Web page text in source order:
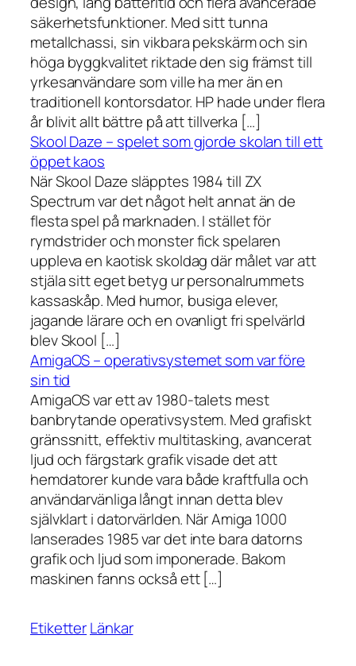
säkerhetsfunktioner. Med sitt tunna
metallchassi, sin vikbara pekskärm och sin
höga byggkvalitet riktade den sig främst till
yrkesanvändare som ville ha mer än en
traditionell kontorsdator. HP hade under flera
år blivit allt bättre på att tillverka […]
Skool Daze – spelet som gjorde skolan till ett
öppet kaos
När Skool Daze släpptes 1984 till ZX
Spectrum var det något helt annat än de
flesta spel på marknaden. I stället för
rymdstrider och monster fick spelaren
uppleva en kaotisk skoldag där målet var att
stjäla sitt eget betyg ur personalrummets
kassaskåp. Med humor, busiga elever,
jagande lärare och en ovanligt fri spelvärld
blev Skool […]
AmigaOS – operativsystemet som var före
sin tid
AmigaOS var ett av 1980-talets mest
banbrytande operativsystem. Med grafiskt
gränssnitt, effektiv multitasking, avancerat
ljud och färgstark grafik visade det att
hemdatorer kunde vara både kraftfulla och
användarvänliga långt innan detta blev
självklart i datorvärlden. När Amiga 1000
lanserades 1985 var det inte bara datorns
grafik och ljud som imponerade. Bakom
maskinen fanns också ett […]
EtiketterLänkar